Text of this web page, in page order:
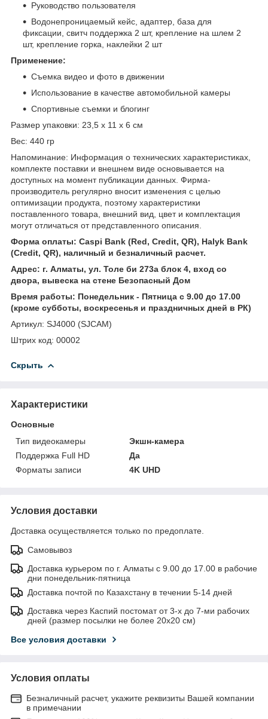
Руководство пользователя
Водонепроницаемый кейс, адаптер, база для
фиксации, свитч поддержка 2 шт, крепление на шлем 2
шт, крепление горка, наклейки 2 шт
Применение:
Съемка видео и фото в движении
Использование в качестве автомобильной камеры
Спортивные съемки и блогинг
Размер упаковки: 23,5 х 11 х 6 см
Вес: 440 гр
Напоминание: Информация о технических характеристиках,
комплекте поставки и внешнем виде основывается на
доступных на момент публикации данных. Фирма-
производитель регулярно вносит изменения с целью
оптимизации продукта, поэтому характеристики
поставленного товара, внешний вид, цвет и комплектация
могут отличаться от представленного описания.
Форма оплаты: Caspi Bank (Red, Credit, QR), Halyk Bank
(Credit, QR), наличный и безналичный расчет.
Адрес: г. Алматы, ул. Толе би 273а блок 4, вход со
двора, вывеска на стене Безопасный Дом
Время работы: Понедельник - Пятница с 9.00 до 17.00
(кроме субботы, воскресенья и праздничных дней в РК)
Артикул: SJ4000 (SJCAM)
Штрих код: 00002
Скрыть
Характеристики
Основные
Тип видеокамеры
Экшн-камера
Поддержка Full HD
Да
Форматы записи
4K UHD
Условия доставки
Доставка осуществляется только по предоплате.
Самовывоз
Доставка курьером по г. Алматы с 9.00 до 17.00 в рабочие
дни понедельник-пятница
Доставка почтой по Казахстану в течении 5-14 дней
Доставка через Каспий постомат от 3-х до 7-ми рабочих
дней (размер посылки не более 20х20 см)
Все условия доставки
Условия оплаты
Безналичный расчет, укажите реквизиты Вашей компании
в примечании